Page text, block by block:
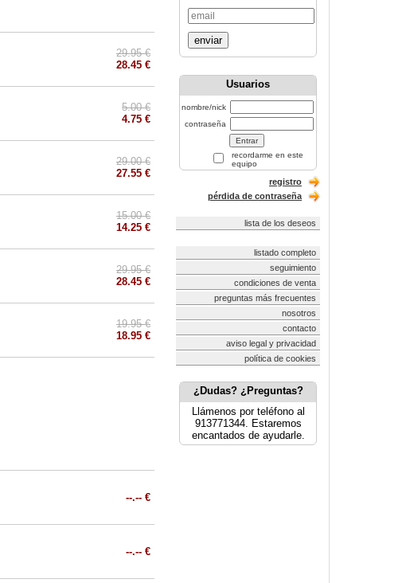
29.95 €
28.45 €
5.00 €
4.75 €
29.00 €
27.55 €
15.00 €
14.25 €
29.95 €
28.45 €
19.95 €
18.95 €
--.-- €
--.-- €
enviar
Usuarios
nombre/nick
contraseña
recordarme en este
equipo
registro
pérdida de contraseña
lista de los deseos
listado completo
seguimiento
condiciones de venta
preguntas más frecuentes
nosotros
contacto
aviso legal y privacidad
política de cookies
¿Dudas? ¿Preguntas?
Llámenos por teléfono al
913771344. Estaremos
encantados de ayudarle.